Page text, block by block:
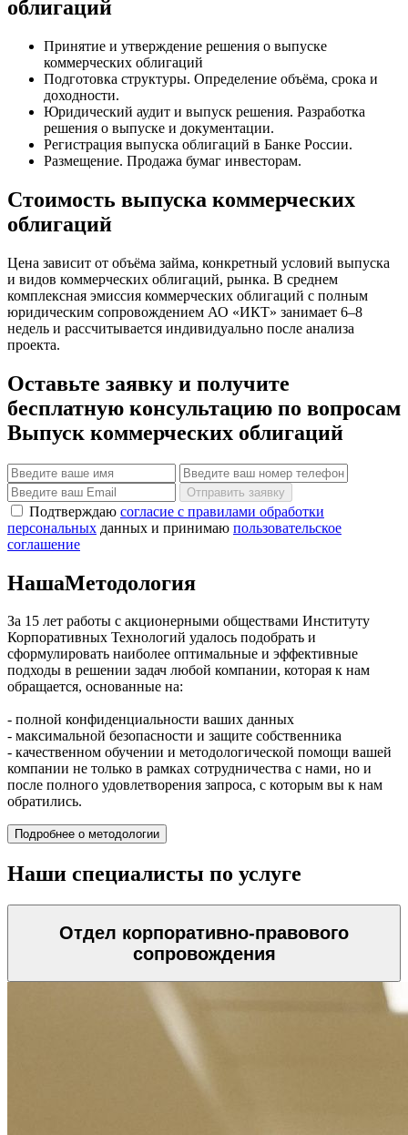
облигаций
Принятие и утверждение решения о выпуске
коммерческих облигаций
Подготовка структуры. Определение объёма, срока и
доходности.
Юридический аудит и выпуск решения. Разработка
решения о выпуске и документации.
Регистрация выпуска облигаций в Банке России.
Размещение. Продажа бумаг инвесторам.
Стоимость выпуска коммерческих
облигаций
Цена зависит от объёма займа, конкретный условий выпуска
и видов коммерческих облигаций, рынка. В среднем
комплексная эмиссия коммерческих облигаций с полным
юридическим сопровождением АО «ИКТ» занимает 6–8
недель и рассчитывается индивидуально после анализа
проекта.
Оставьте заявку и получите
бесплатную консультацию по вопросам
Выпуск коммерческих облигаций
Отправить заявку
Подтверждаю согласие с правилами обработки
персональных данных и принимаю пользовательское
соглашение
НашаМетодология
За 15 лет работы с акционерными обществами Институту
Корпоративных Технологий удалось подобрать и
сформулировать наиболее оптимальные и эффективные
подходы в решении задач любой компании, которая к нам
обращается, основанные на:
- полной конфиденциальности ваших данных
- максимальной безопасности и защите собственника
- качественном обучении и методологической помощи вашей
компании не только в рамках сотрудничества с нами, но и
после полного удовлетворения запроса, с которым вы к нам
обратились.
Подробнее о методологии
Наши специалисты по услуге
Отдел корпоративно-правового
сопровождения